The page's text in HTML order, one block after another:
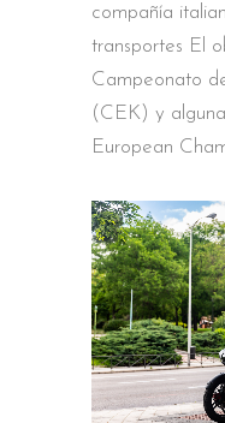
compañía
transportes El
Campeonato
(CEK) y
European